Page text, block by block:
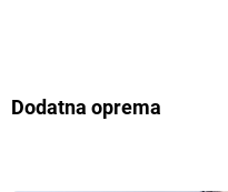
Dodatna oprema